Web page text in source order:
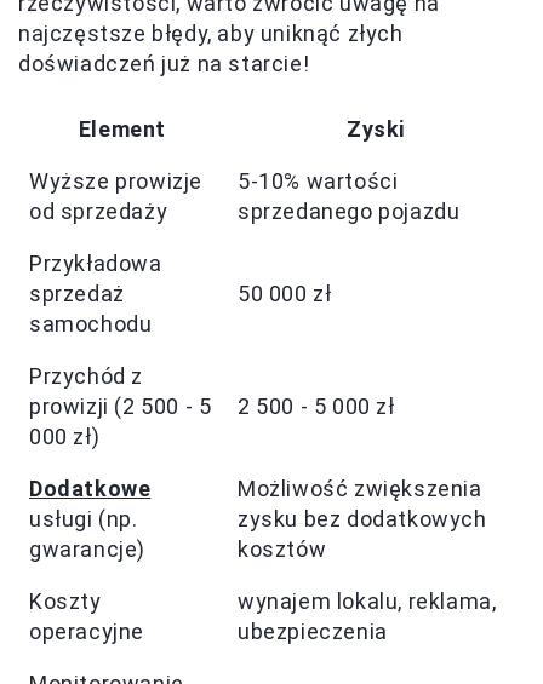
najczęstsze błędy, aby uniknąć złych
doświadczeń już na starcie!
Element Zyski
Wyższe prowizje
od sprzedaży
5-10% wartości
sprzedanego pojazdu
Przykładowa
sprzedaż
samochodu
50 000 zł
Przychód z
prowizji (2 500 - 5
000 zł)
2 500 - 5 000 zł
Dodatkowe
usługi (np.
gwarancje)
Możliwość zwiększenia
zysku bez dodatkowych
kosztów
Koszty
operacyjne
wynajem lokalu, reklama,
ubezpieczenia